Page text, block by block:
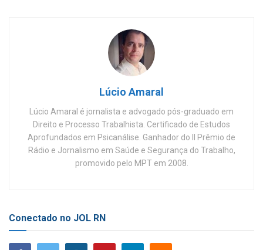
Lúcio Amaral
Lúcio Amaral é jornalista e advogado pós-graduado em
Direito e Processo Trabalhista. Certificado de Estudos
Aprofundados em Psicanálise. Ganhador do II Prêmio de
Rádio e Jornalismo em Saúde e Segurança do Trabalho,
promovido pelo MPT em 2008.
Conectado no JOL RN